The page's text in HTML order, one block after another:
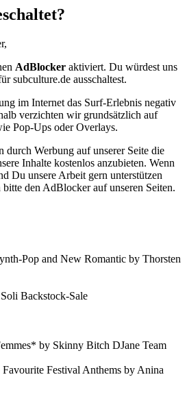
AdBlocker aktiviert. Du würdest uns
subculture.de ausschaltest.
im Internet das Surf-Erlebnis negativ
verzichten wir grundsätzlich auf
Pop-Ups oder Overlays.
durch Werbung auf unserer Seite die
Inhalte kostenlos anzubieten. Wenn
Du unsere Arbeit gern unterstützen
den AdBlocker auf unseren Seiten.
Pop and New Romantic by Thorsten
Backstock-Sale
by Skinny Bitch DJane Team
Festival Anthems by Anina